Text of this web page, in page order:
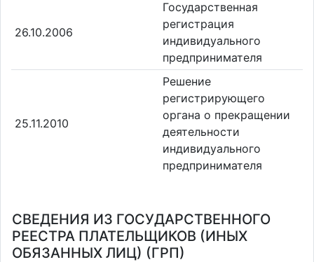
26.10.2006
Государственная
регистрация
индивидуального
предпринимателя
25.11.2010
Решение
регистрирующего
органа о прекращении
деятельности
индивидуального
предпринимателя
СВЕДЕНИЯ ИЗ ГОСУДАРСТВЕННОГО
РЕЕСТРА ПЛАТЕЛЬЩИКОВ (ИНЫХ
ОБЯЗАННЫХ ЛИЦ) (ГРП)